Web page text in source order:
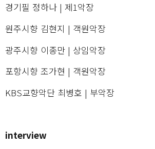
경기필 정하나 | 제1악장
원주시향 김현지 | 객원악장
광주시향 이종만 | 상임악장
포항시향 조가현 | 객원악장
KBS교향악단 최병호 | 부악장
interview